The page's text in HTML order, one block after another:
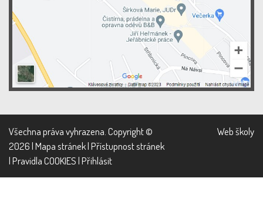
Všechna práva vyhrazena. Copyright ©
2026 |Mapa stránek|Přístupnost stránek
|Pravidla COOKIES|Přihlásit
Web školy